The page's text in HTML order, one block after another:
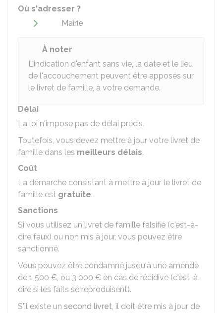
Où s'adresser ?
Mairie
À noter
L'indication d'enfant sans vie, la date et le lieu
de l'accouchement peuvent être apposés sur
le livret de famille, à votre demande.
Délai
La loi n'impose pas de délai précis.
Toutefois, vous devez mettre à jour votre livret de
famille dans les meilleurs délais.
Coût
La démarche consistant à mettre à jour le livret de
famille est gratuite.
Sanctions
Si vous utilisez un livret de famille falsifié (c'est-à-
dire faux) ou non mis à jour, vous pouvez être
sanctionné.
Vous pouvez être condamné jusqu'à une amende
de 1 500 €, ou 3 000 € en cas de récidive (c'est-à-
dire si les faits se reproduisent).
S'il existe un second livret, il doit être mis à jour de